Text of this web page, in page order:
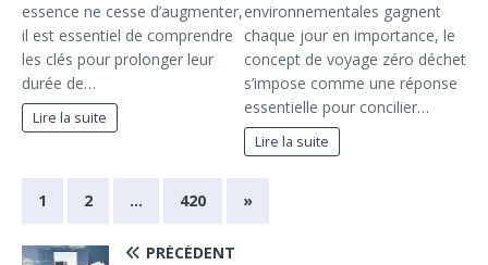
essence ne cesse d’augmenter,
il est essentiel de comprendre
les clés pour prolonger leur
durée de…
Lire la suite
environnementales gagnent
chaque jour en importance, le
concept de voyage zéro déchet
s’impose comme une réponse
essentielle pour concilier…
Lire la suite
1 2 … 420 »
PRÉCÉDENT